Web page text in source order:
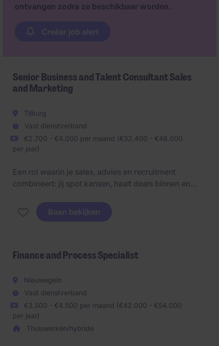
ontvangen zodra ze beschikbaar worden.
Creëer job alert
Senior Business and Talent Consultant Sales
and Marketing
Tilburg
Vast dienstverband
€2.700 - €4.000 per maand (€32.400 - €48.000
per jaar)
Een rol waarin je sales, advies en recruitment
combineert: jij spot kansen, haalt deals binnen en
Baan bekijken
Finance and Process Specialist
Nieuwegein
Vast dienstverband
€3.500 - €4.500 per maand (€42.000 - €54.000
per jaar)
Thuiswerken/hybride